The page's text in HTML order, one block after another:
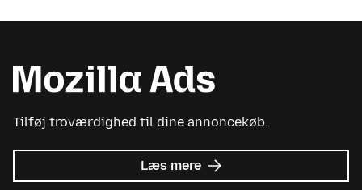
Tilføj troværdighed til dine annoncekøb.
Læs mere om
Mozilla